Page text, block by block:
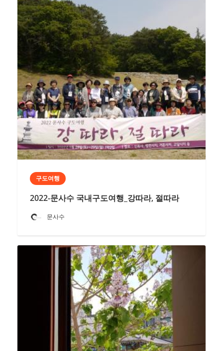
구도여행
2022-문사수 국내구도여행_강따라, 절따라
문사수